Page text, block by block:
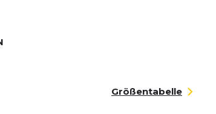
Größentabelle